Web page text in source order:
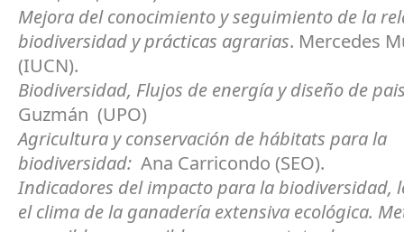
Mejora del conocimiento y seguimiento de la
biodiversidad y prácticas agrarias. Mercedes
(IUCN).
Biodiversidad, Flujos de energía y diseño de
Guzmán (UPO)
Agricultura y conservación de hábitats para la
biodiversidad: Ana Carricondo (SEO).
Indicadores del impacto para la biodiversidad,
el clima de la ganadería extensiva ecológica.